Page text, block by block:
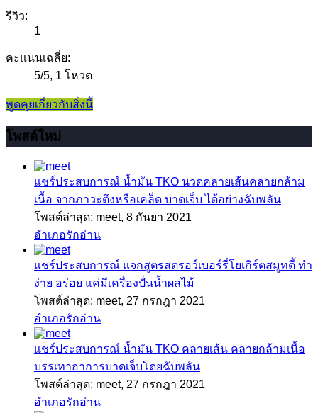
รีวิว:
1
คะแนนเฉลี่ย:
5/5, 1 โหวต
พูดคุยเกี่ยวกับสิ่งนี้
โพสต์ใหม่
แชร์ประสบการณ์ น้ำมัน TKO นวดคลายเส้นคลายกล้าม
เนื้อ จากภาวะตึงหรือเคล็ด บาดเจ็บ ได้อย่างฉับพลัน
โพสต์ล่าสุด: meet, 8 กันยา 2021
อำเภอรักอ่าน
แชร์ประสบการณ์ แจกสูตรสตรอว์เบอร์รี่โยเกิร์ตสมูทตี้ ทำ
ง่าย อร่อย แค่มีเครื่องปั่นน้ำผลไม้
โพสต์ล่าสุด: meet, 27 กรกฎา 2021
อำเภอรักอ่าน
แชร์ประสบการณ์ น้ำมัน TKO คลายเส้น คลายกล้ามเนื้อ
บรรเทาอาการบาดเจ็บโดยฉับพลัน
โพสต์ล่าสุด: meet, 27 กรกฎา 2021
อำเภอรักอ่าน